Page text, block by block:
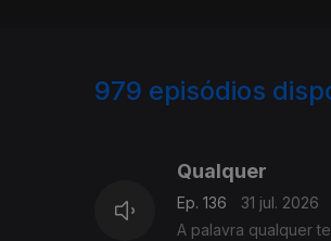
979 episódios
Qualquer
Ep. 136
31 jul. 2026
A palavra qualquer